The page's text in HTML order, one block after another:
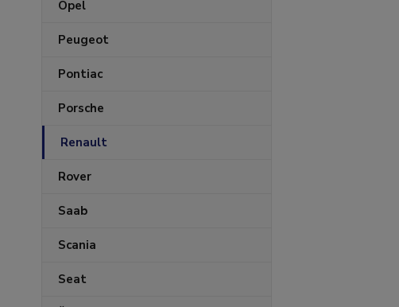
Opel
Peugeot
Pontiac
Porsche
Renault
Rover
Saab
Scania
Seat